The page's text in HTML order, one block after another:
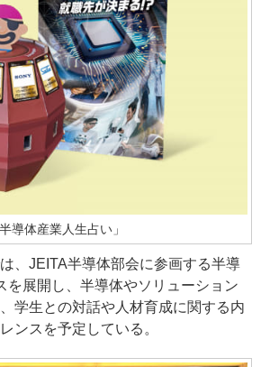
導体産業人生占い」
、JEITA半導体部会に参画する半導
を展開し、半導体やソリューション
学生との対話や人材育成に関する内
ンスを予定している。